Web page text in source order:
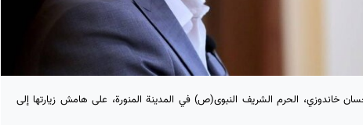
إحسان خاندوزي، الحرم الشریف النبوی(ص) في المدينة المنورة، على هامش زيارتها إلى